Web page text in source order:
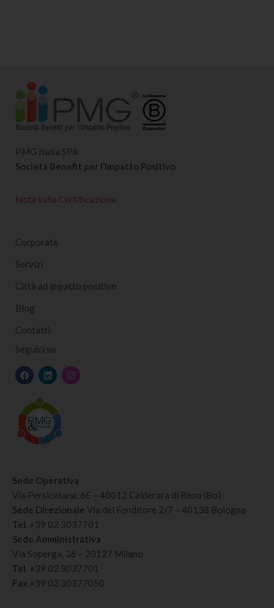
PMG Italia SPA
Società Benefit per l’Impatto Positivo
Nota sulla Certificazione
Corporate
Servizi
Città ad impatto positivo
Blog
Contatti
Seguici su
Sede Operativa
Via Persicetana, 6E – 40012 Calderara di Reno (Bo)
Sede Direzionale Via del Fonditore 2/7 – 40138 Bologna
Tel. +39 02 3037701
Sede Amministrativa
Via Soperga, 36 – 20127 Milano
Tel. +39 02 3037701
Fax +39 02 30377050